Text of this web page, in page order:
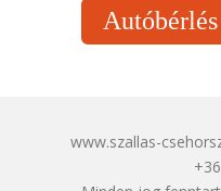
www.szallas-